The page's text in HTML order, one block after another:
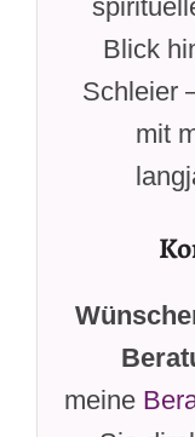
Blick
Schleier
mit
meine